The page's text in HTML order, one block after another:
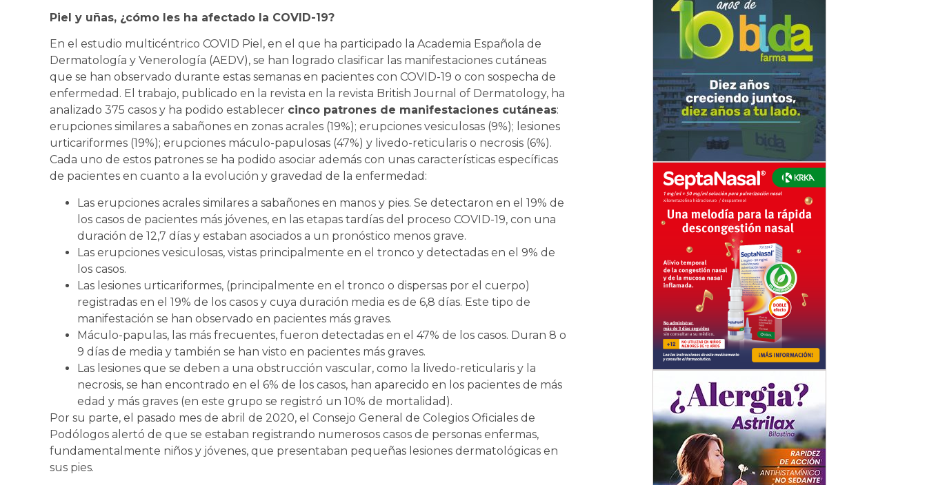
Piel y uñas, ¿cómo les ha afectado la COVID-19?
En el estudio multicéntrico COVID Piel, en el que ha participado la Academia Española de
Dermatología y Venerología (AEDV), se han logrado clasificar las manifestaciones cutáneas
que se han observado durante estas semanas en pacientes con COVID-19 o con sospecha de
enfermedad. El trabajo, publicado en la revista en la revista British Journal of Dermatology, ha
analizado 375 casos y ha podido establecer cinco patrones de manifestaciones cutáneas:
erupciones similares a sabañones en zonas acrales (19%); erupciones vesiculosas (9%); lesiones
urticariformes (19%); erupciones máculo-papulosas (47%) y livedo-reticularis o necrosis (6%).
Cada uno de estos patrones se ha podido asociar además con unas características específicas
de pacientes en cuanto a la evolución y gravedad de la enfermedad:
Las erupciones acrales similares a sabañones en manos y pies. Se detectaron en el 19% de
los casos de pacientes más jóvenes, en las etapas tardías del proceso COVID-19, con una
duración de 12,7 días y estaban asociados a un pronóstico menos grave.
Las erupciones vesiculosas, vistas principalmente en el tronco y detectadas en el 9% de
los casos.
Las lesiones urticariformes, (principalmente en el tronco o dispersas por el cuerpo)
registradas en el 19% de los casos y cuya duración media es de 6,8 días. Este tipo de
manifestación se han observado en pacientes más graves.
Máculo-papulas, las más frecuentes, fueron detectadas en el 47% de los casos. Duran 8 o
9 días de media y también se han visto en pacientes más graves.
Las lesiones que se deben a una obstrucción vascular, como la livedo-reticularis y la
necrosis, se han encontrado en el 6% de los casos, han aparecido en los pacientes de más
edad y más graves (en este grupo se registró un 10% de mortalidad).
Por su parte, el pasado mes de abril de 2020, el Consejo General de Colegios Oficiales de
Podólogos alertó de que se estaban registrando numerosos casos de personas enfermas,
fundamentalmente niños y jóvenes, que presentaban pequeñas lesiones dermatológicas en
sus pies.